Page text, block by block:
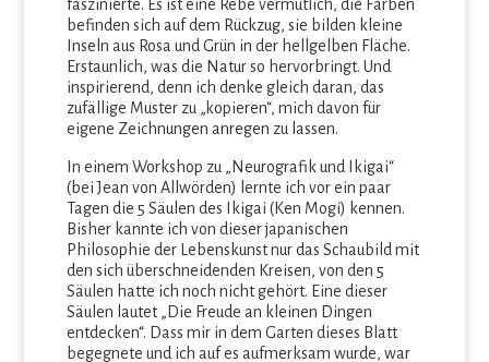
faszinierte. Es ist eine Rebe vermutlich, die Farben
befinden sich auf dem Rückzug, sie bilden kleine
Inseln aus Rosa und Grün in der hellgelben Fläche.
Erstaunlich, was die Natur so hervorbringt. Und
inspirierend, denn ich denke gleich daran, das
zufällige Muster zu „kopieren“, mich davon für
eigene Zeichnungen anregen zu lassen.
In einem Workshop zu „Neurografik und Ikigai“
(bei Jean von Allwörden) lernte ich vor ein paar
Tagen die 5 Säulen des Ikigai (Ken Mogi) kennen.
Bisher kannte ich von dieser japanischen
Philosophie der Lebenskunst nur das Schaubild mit
den sich überschneidenden Kreisen, von den 5
Säulen hatte ich noch nicht gehört. Eine dieser
Säulen lautet „Die Freude an kleinen Dingen
entdecken“. Dass mir in dem Garten dieses Blatt
begegnete und ich auf es aufmerksam wurde, war